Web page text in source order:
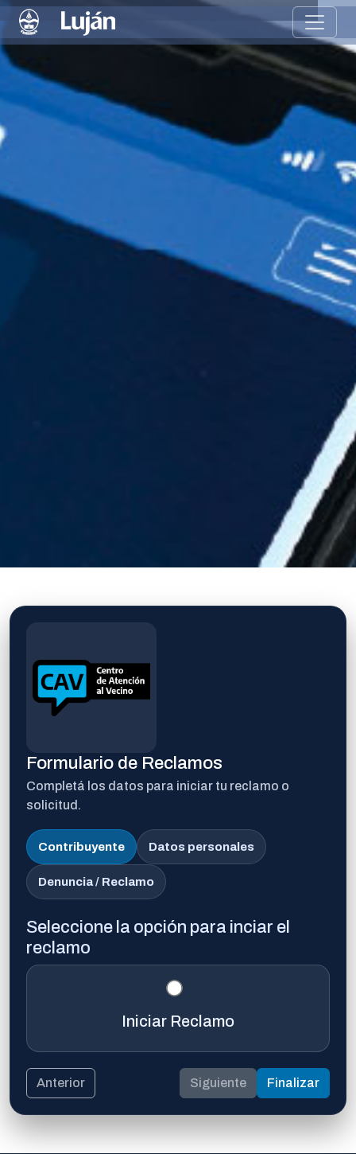
Formulario de Reclamos
Completá los datos para iniciar tu reclamo o
solicitud.
Contribuyente Datos personales
Denuncia / Reclamo
Seleccione la opción para inciar el
reclamo
Iniciar Reclamo
Anterior Siguiente Finalizar